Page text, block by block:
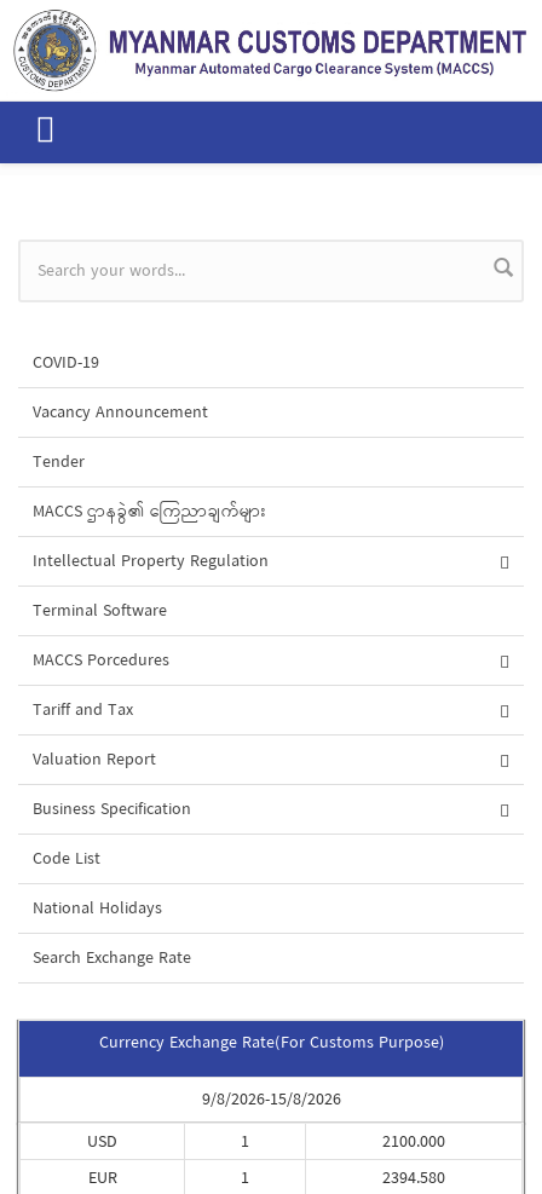
Skip to main content
Search form
COVID-19
Vacancy Announcement
Tender
MACCS ဌာနခွဲ၏ ကြေညာချက်များ
Intellectual Property Regulation
Terminal Software
MACCS Porcedures
Tariff and Tax
Valuation Report
Business Specification
Code List
National Holidays
Search Exchange Rate
Currency Exchange Rate(For Customs Purpose)
9/8/2026-15/8/2026
USD
EUR
1
1
2100.000
2394.580